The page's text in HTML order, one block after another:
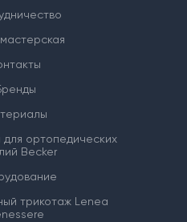
ортопедических
Becker
трикотаж Lenea